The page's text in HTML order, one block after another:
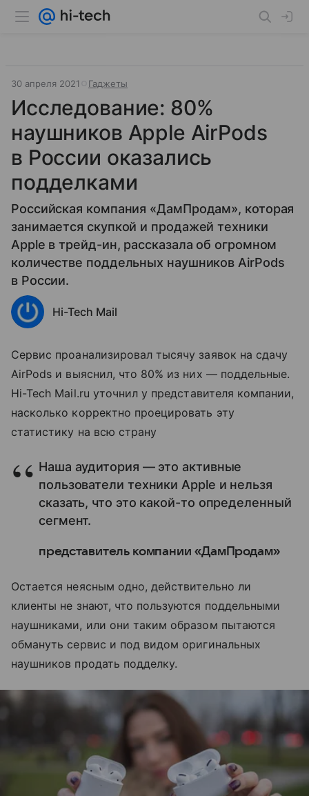
30 апреля 2021 Гаджеты
Исследование: 80%
наушников Apple AirPods
в России оказались
подделками
Российская компания «ДамПродам», которая
занимается скупкой и продажей техники
Apple в трейд-ин, рассказала об огромном
количестве поддельных наушников AirPods
в России.
Hi-Tech Mail
Сервис проанализировал тысячу заявок на сдачу
AirPods и выяснил, что 80% из них — поддельные.
Hi-Tech Mail.ru уточнил у представителя компании,
насколько корректно проецировать эту
статистику на всю страну
Наша аудитория — это активные
пользователи техники Apple и нельзя
сказать, что это какой-то определенный
сегмент.
представитель компании «ДамПродам»
Остается неясным одно, действительно ли
клиенты не знают, что пользуются поддельными
наушниками, или они таким образом пытаются
обмануть сервис и под видом оригинальных
наушников продать подделку.